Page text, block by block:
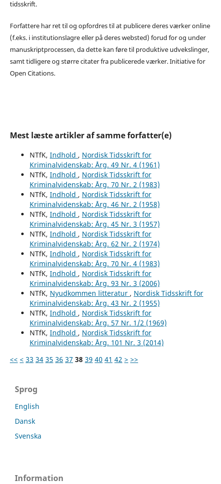
tidsskrift.
Forfattere har ret til og opfordres til at publicere deres værker online
(f.eks. i institutionslagre eller på deres websted) forud for og under
manuskriptprocessen, da dette kan føre til produktive udvekslinger,
samt tidligere og større citater fra publicerede værker. Initiative for
Open Citations.
Mest læste artikler af samme forfatter(e)
NTfK, Indhold , Nordisk Tidsskrift for
Kriminalvidenskab: Årg. 49 Nr. 4 (1961)
NTfK, Indhold , Nordisk Tidsskrift for
Kriminalvidenskab: Årg. 70 Nr. 2 (1983)
NTfK, Indhold , Nordisk Tidsskrift for
Kriminalvidenskab: Årg. 46 Nr. 2 (1958)
NTfK, Indhold , Nordisk Tidsskrift for
Kriminalvidenskab: Årg. 45 Nr. 3 (1957)
NTfK, Indhold , Nordisk Tidsskrift for
Kriminalvidenskab: Årg. 62 Nr. 2 (1974)
NTfK, Indhold , Nordisk Tidsskrift for
Kriminalvidenskab: Årg. 70 Nr. 4 (1983)
NTfK, Indhold , Nordisk Tidsskrift for
Kriminalvidenskab: Årg. 93 Nr. 3 (2006)
NTfK, Nyudkommen litteratur , Nordisk Tidsskrift for
Kriminalvidenskab: Årg. 43 Nr. 2 (1955)
NTfK, Indhold , Nordisk Tidsskrift for
Kriminalvidenskab: Årg. 57 Nr. 1/2 (1969)
NTfK, Indhold , Nordisk Tidsskrift for
Kriminalvidenskab: Årg. 101 Nr. 3 (2014)
<< < 33 34 35 36 37 38 39 40 41 42 > >>
Sprog
English
Dansk
Svenska
Information